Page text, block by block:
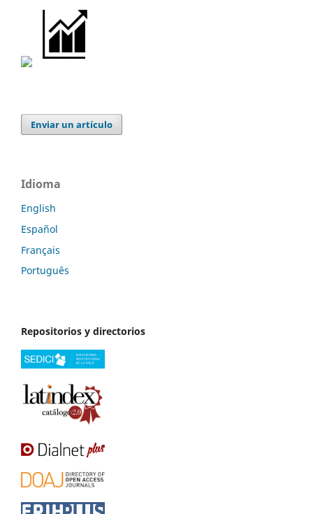
Enviar un artículo
Idioma
English
Español
Français
Português
Repositorios y directorios